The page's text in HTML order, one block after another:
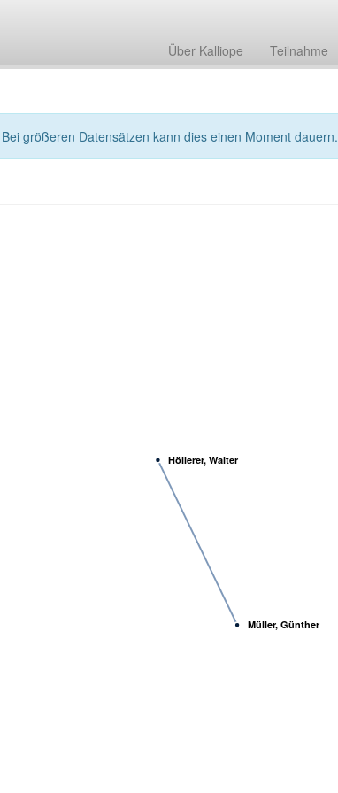
Über Kalliope Teilnahme
Bei größeren Datensätzen kann dies einen Moment dauern.
Müller, Günther
Höllerer, Walter